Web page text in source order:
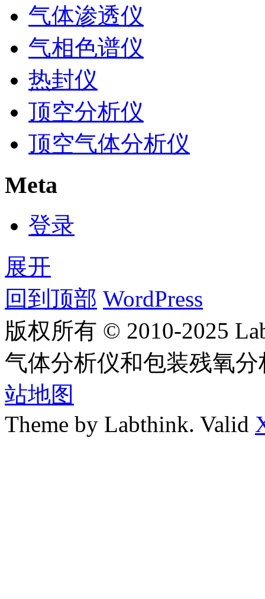
气体渗透仪
气相色谱仪
热封仪
顶空分析仪
顶空气体分析仪
Meta
登录
展开
回到顶部 WordPress
版权所有 © 2010-2025
气体分析仪和包装残氧
站地图
Theme by Labthink. Valid